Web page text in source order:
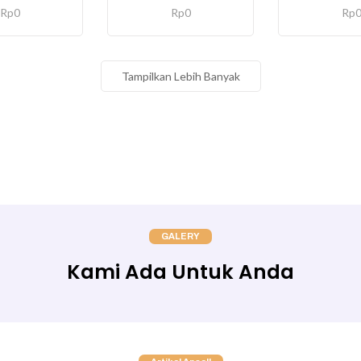
Rp0 Rp0 Rp0
Tampilkan Lebih Banyak
GALERY
Kami Ada Untuk Anda